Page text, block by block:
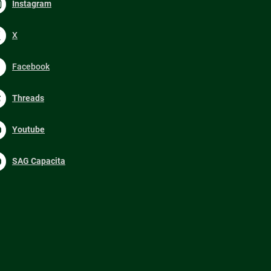
Instagram
X
Facebook
Threads
Youtube
SAG Capacita